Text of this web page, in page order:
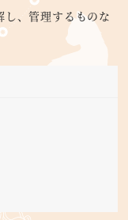
し、管理するものな